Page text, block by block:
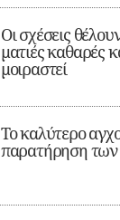
Οι σχέσεις
ματιές καθαρές
μοιραστεί
Το καλύτερο
παρατήρηση